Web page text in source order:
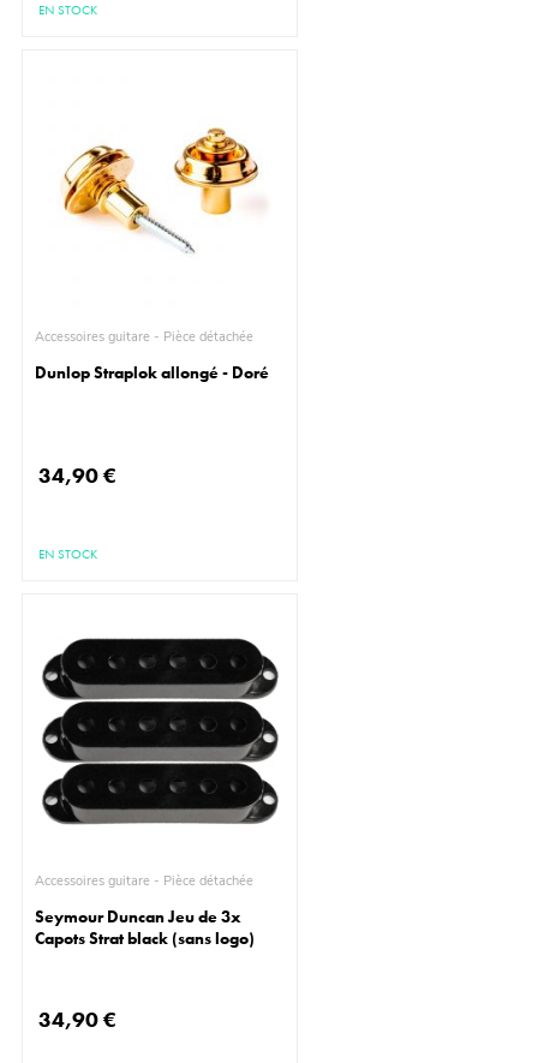
EN STOCK
Accessoires guitare - Pièce détachée
Dunlop Straplok allongé - Doré
34,90 €
EN STOCK
Accessoires guitare - Pièce détachée
Seymour Duncan Jeu de 3x
Capots Strat black (sans logo)
34,90 €